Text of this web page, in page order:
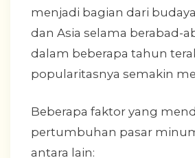
menjadi bagian dari
dan Asia selama berabad-
dalam beberapa tahun
popularitasnya semakin
Beberapa faktor yang
pertumbuhan pasar
antara lain: